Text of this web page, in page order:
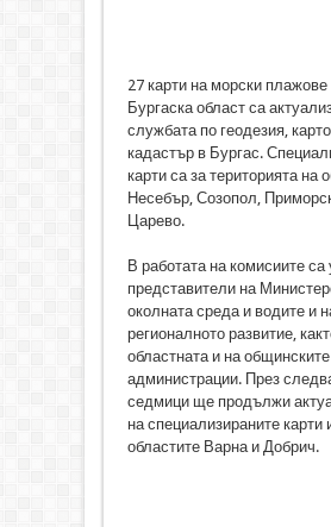
27 карти на морски
Бургаска област са
службата по геодезия,
кадастър в Бургас.
карти са за територията на
Несебър, Созопол,
Царево.
В работата на комисиите са
представители на
околната среда и водите и
регионалното развитие,
областната и на общинските
администрации. През
седмици ще продължи
на специализираните карти
областите Варна и Добрич.